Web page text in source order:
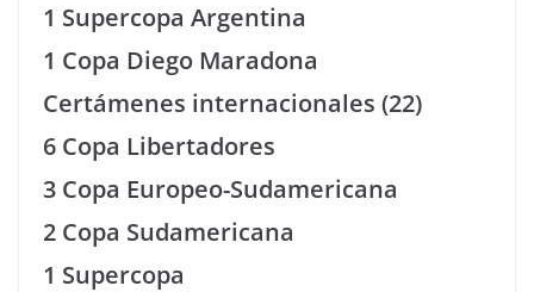
1 Supercopa Argentina
1 Copa Diego Maradona
Certámenes internacionales (22)
6 Copa Libertadores
3 Copa Europeo-Sudamericana
2 Copa Sudamericana
1 Supercopa